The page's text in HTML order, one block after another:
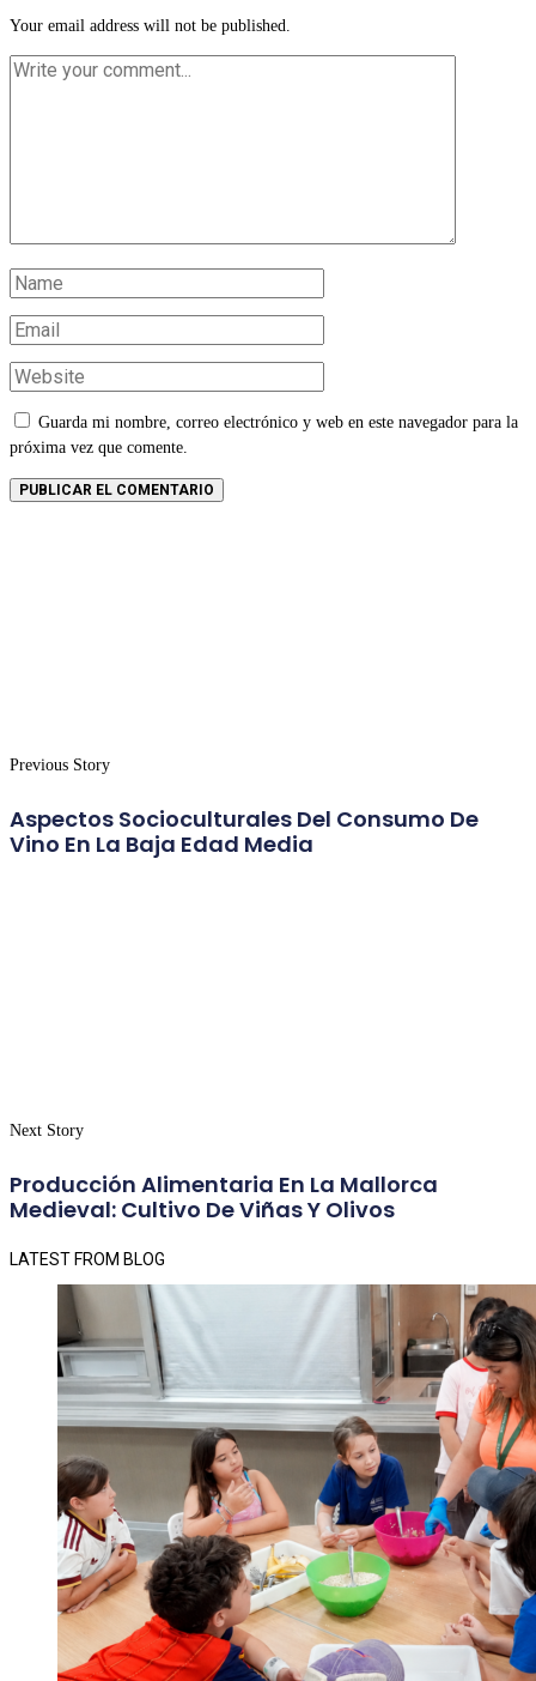
Your email address will not be published.
Guarda mi nombre, correo electrónico y web en este navegador para la
próxima vez que comente.
Previous Story
Aspectos Socioculturales Del Consumo De
Vino En La Baja Edad Media
Next Story
Producción Alimentaria En La Mallorca
Medieval: Cultivo De Viñas Y Olivos
LATEST FROM BLOG